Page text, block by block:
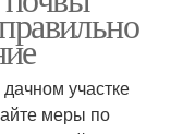
участке
меры по